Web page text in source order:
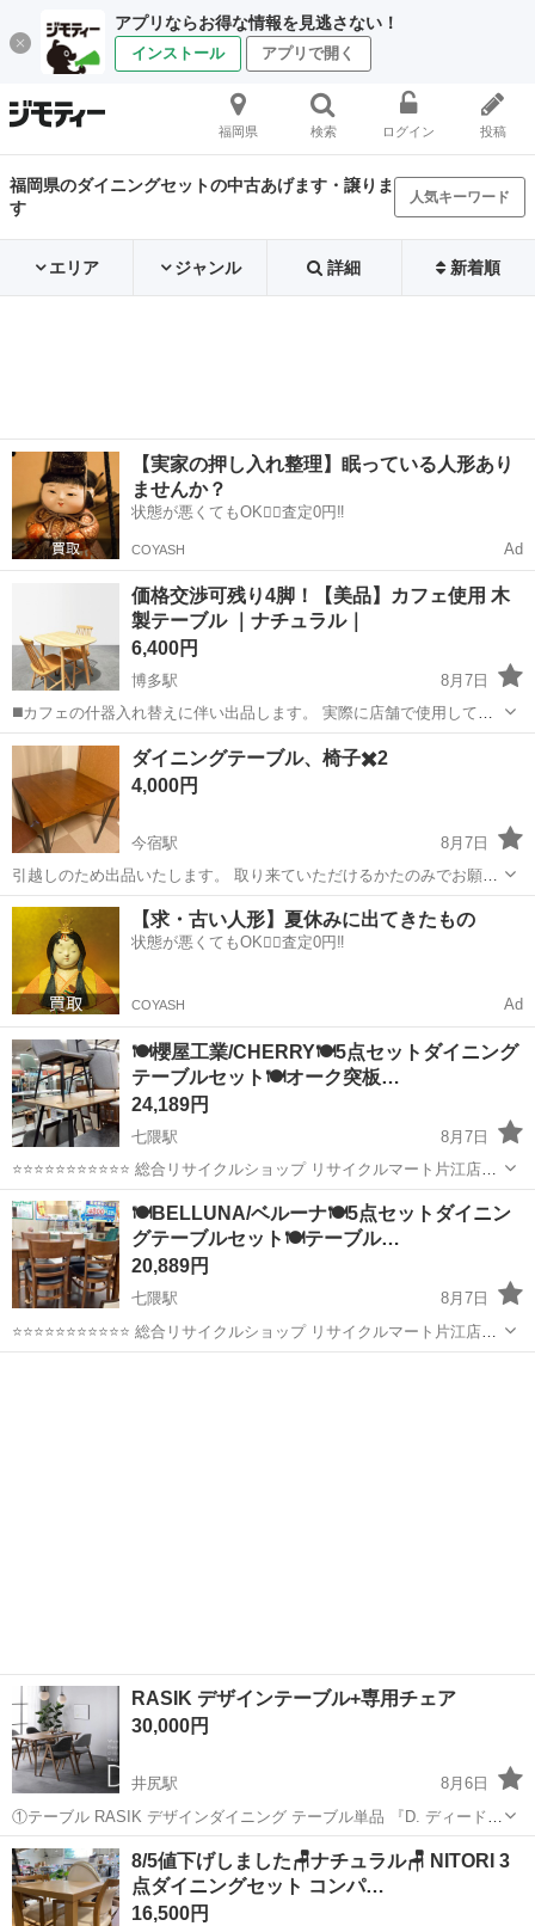
アプリならお得な情報を見逃さない！
インストール アプリで開く
福岡県 検索 ログイン 投稿
福岡県のダイニングセットの中古あげます・譲りま
す
人気キーワード
エリア ジャンル 詳細 新着順
【実家の押し入れ整理】眠っている人形あり
ませんか？
状態が悪くてもOK🙆‍♀️査定0円‼️
COYASH Ad
価格交渉可残り4脚！【美品】カフェ使用 木
製テーブル ｜ナチュラル｜
6,400円
博多駅
8月7日
◼️カフェの什器入れ替えに伴い出品します。 実際に店舗で使用してい
た、ナチュラルテイストの木製テーブルとチェアです。 シンプルで温
かみのあるデザインなので、 カフェ風インテリアや一人暮らしのお部
屋にも相性◎です。 大きな...
福岡 福岡市 博多駅 ダイニングセット
ダイニングテーブル、椅子✖️2
4,000円
今宿駅
8月7日
引越しのため出品いたします。 取り来ていただけるかたのみでお願い
いたします
福岡 福岡市 今宿駅 ダイニングセット
【求・古い人形】夏休みに出てきたもの
状態が悪くてもOK🙆‍♀️査定0円‼️
COYASH Ad
🍽️櫻屋工業/CHERRY🍽️5点セットダイニング
テーブルセット🍽️オーク突板…
24,189円
七隈駅
8月7日
⭐️⭐️⭐️⭐️⭐️⭐️⭐️⭐️⭐️⭐️⭐️ 総合リサイクルショップ リサイクルマート片江店で
す ⭐️⭐️⭐️⭐️⭐️⭐️⭐️⭐️⭐️⭐️⭐️ ●商品詳細 【メーカー/ブランド】桜屋工業
（CHERRY / ...
福岡 福岡市 ダイニングセット
🍽️BELLUNA/ベルーナ🍽️5点セットダイニン
グテーブルセット🍽️テーブル…
20,889円
七隈駅
8月7日
⭐️⭐️⭐️⭐️⭐️⭐️⭐️⭐️⭐️⭐️⭐️ 総合リサイクルショップ リサイクルマート片江店で
す ⭐️⭐️⭐️⭐️⭐️⭐️⭐️⭐️⭐️⭐️⭐️ ●商品詳細 【ブランド/メーカー】BELLUNA（ベ
RASIK デザインテーブル+専用チェア
30,000円
井尻駅
8月6日
①テーブル RASIK デザインダイニング テーブル単品 『D. ディードッ
ト』 ナチュラル 定価25,980円（税込） ②同製品 専用チェア２個
RASIK デザインダイニング チェア単品 『D. ディードット』 アッシ
ュ...
福岡 福岡市 井尻駅 ダイニングセット
8/5値下げしました🪑ナチュラル🪑 NITORI 3
点ダイニングセット コンパ…
16,500円